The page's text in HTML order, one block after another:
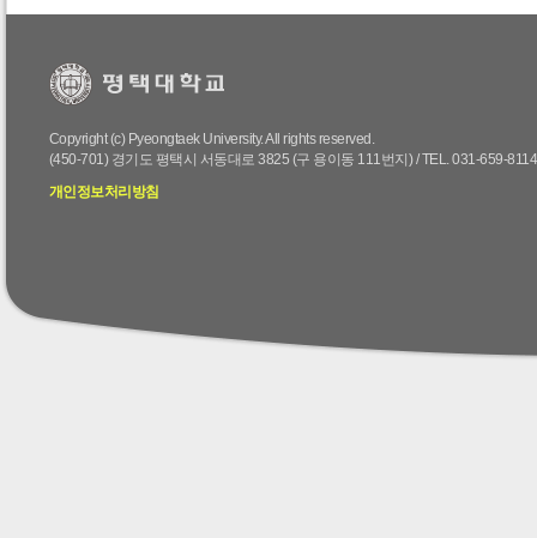
Copyright (c) Pyeongtaek University. All rights reserved.
(450-701) 경기도 평택시 서동대로 3825 (구 용이동 111번지) / TEL. 031-659-8114
개인정보처리방침